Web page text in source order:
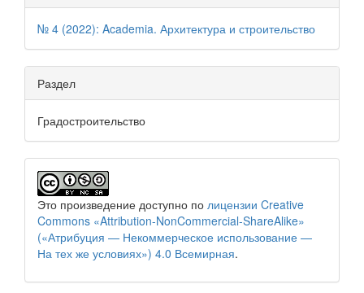
№ 4 (2022): Academia. Архитектура и строительство
Раздел
Градостроительство
Это произведение доступно по лицензии Creative
Commons «Attribution-NonCommercial-ShareAlike»
(«Атрибуция — Некоммерческое использование —
На тех же условиях») 4.0 Всемирная.